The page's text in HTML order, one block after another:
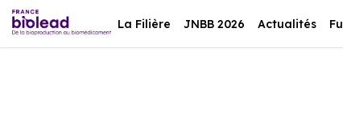
La Filière JNBB 2026 Actualités